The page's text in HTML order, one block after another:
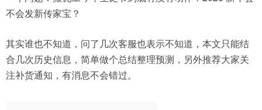
不会发新传家宝？
其实谁也不知道，问了几次客服也表示不知道，本文只能结
合几次历史信息，简单做个总结整理预测，另外推荐大家关
注补货通知，有消息不会错过。